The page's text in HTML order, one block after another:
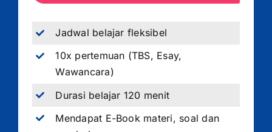
Jadwal belajar fleksibel
10x pertemuan (TBS, Esay,
Wawancara)
Durasi belajar 120 menit
Mendapat E-Book materi, soal dan